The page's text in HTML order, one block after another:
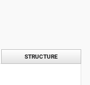
STRUCTURE